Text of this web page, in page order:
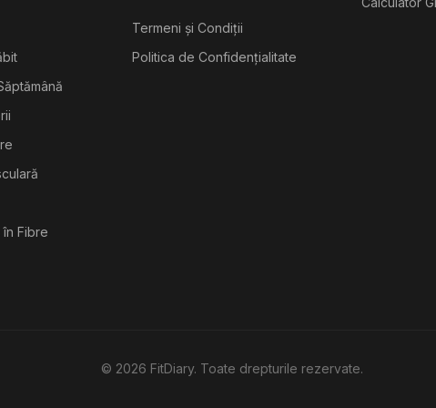
Fibre
Termeni și Condiții
Politica de Confidențialitate
© 2026 FitDiary. Toate drepturile rezervate.